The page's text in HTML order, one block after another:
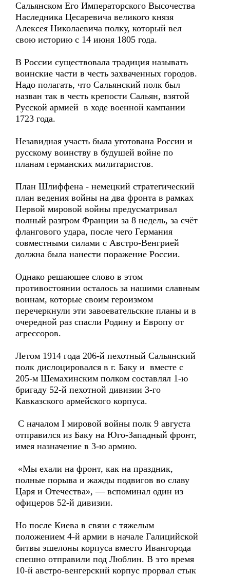
Сальянском Его Императорского Высочества
Наследника Цесаревича великого князя
Алексея Николаевича полку, который вел
свою историю с 14 июня 1805 года.
В России существовала традиция называть
воинские части в честь захваченных городов.
Надо полагать, что Сальянский полк был
назван так в честь крепости Сальян, взятой
Русской армией в ходе военной кампании
1723 года.
Незавидная участь была уготована России и
русскому воинству в будушей войне по
планам германских милитаристов.
План Шлиффена - немецкий стратегический
план ведения войны на два фронта в рамках
Первой мировой войны предусматривал
полный разгром Франции за 8 недель, за счёт
флангового удара, после чего Германия
совместными силами с Австро-Венгрией
должна была нанести поражение России.
Однако решаюшее слово в этом
противостоянии осталось за нашими славным
воинам, которые своим героизмом
перечеркнули эти завоевательские планы и в
очередной раз спасли Родину и Европу от
агрессоров.
Летом 1914 года 206-й пехотный Сальянский
полк дислоцировался в г. Баку и вместе с
205-м Шемахинским полком составлял 1-ю
бригаду 52-й пехотной дивизии 3-го
Кавказского армейского корпуса.
С началом I мировой войны полк 9 августа
отправился из Баку на Юго-Западный фронт,
имея назначение в 3-ю армию.
«Мы ехали на фронт, как на праздник,
полные порыва и жажды подвигов во славу
Царя и Отечества», — вспоминал один из
офицеров 52-й дивизии.
Но после Киева в связи с тяжелым
положением 4-й армии в начале Галицийской
битвы эшелоны корпуса вместо Ивангорода
спешно отправили под Люблин. В это время
10-й австро-венгерский корпус прорвал стык